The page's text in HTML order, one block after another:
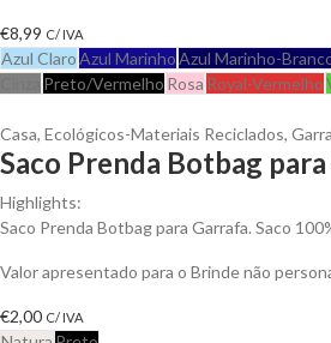
€8,99 C/ IVA
Azul ClaroAzul MarinhoAzul Marinho-
Preto/Vermelho Rosa Royal-Vermelho
Casa, Ecológicos-Materiais Reciclados,
Saco Prenda Botbag
Highlights:
Saco Prenda Botbag para Garrafa. Saco
Valor apresentado para o Brinde não
€2,00 C/ IVA